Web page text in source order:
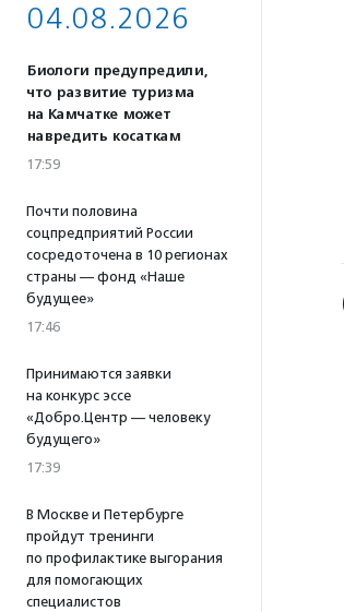
04.08.2026
Биологи предупредили,
что развитие туризма
на Камчатке может
навредить косаткам
17:59
Почти половина
соцпредприятий России
сосредоточена в 10 регионах
страны — фонд «Наше
будущее»
17:46
Принимаются заявки
на конкурс эссе
«Добро.Центр — человеку
будущего»
17:39
В Москве и Петербурге
пройдут тренинги
по профилактике выгорания
для помогающих
специалистов